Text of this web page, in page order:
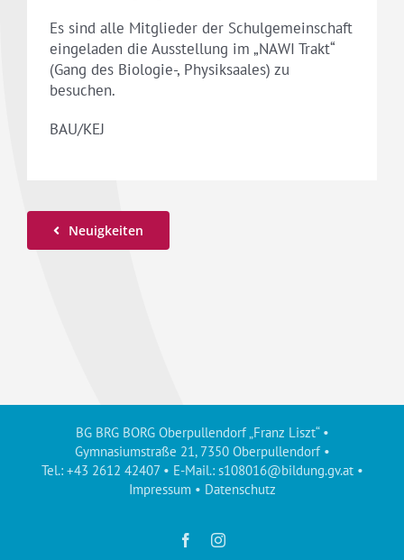
Es sind alle Mitglieder der Schulgemeinschaft
eingeladen die Ausstellung im „NAWI Trakt“
(Gang des Biologie-, Physiksaales) zu
besuchen.
BAU/KEJ
Neuigkeiten
BG BRG BORG Oberpullendorf „Franz Liszt“ •
Gymnasiumstraße 21, 7350 Oberpullendorf •
Tel.: +43 2612 42407 • E-Mail.: s108016@bildung.gv.at•
Impressum• Datenschutz
FacebookInstagram